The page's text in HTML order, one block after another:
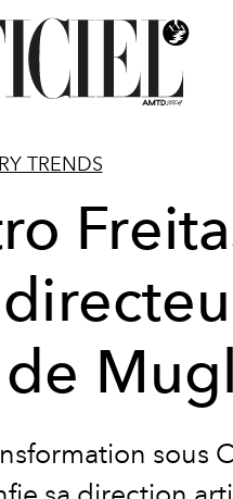
TRENDS
sous